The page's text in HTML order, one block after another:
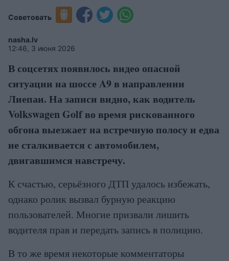
Советовать
nasha.lv
12:46, 3 июня 2026
В соцсетях появилось видео опасной
ситуации на шоссе A9 в направлении
Лиепаи. На записи видно, как водитель
Volkswagen Golf во время рискованного
обгона выезжает на встречную полосу и едва
не сталкивается с автомобилем,
двигавшимся навстречу.
К счастью, серьёзного ДТП удалось избежать,
однако ролик вызвал бурную реакцию
пользователей. Многие призвали лишить
водителя прав и передать запись в полицию.
В то же время некоторые комментаторы